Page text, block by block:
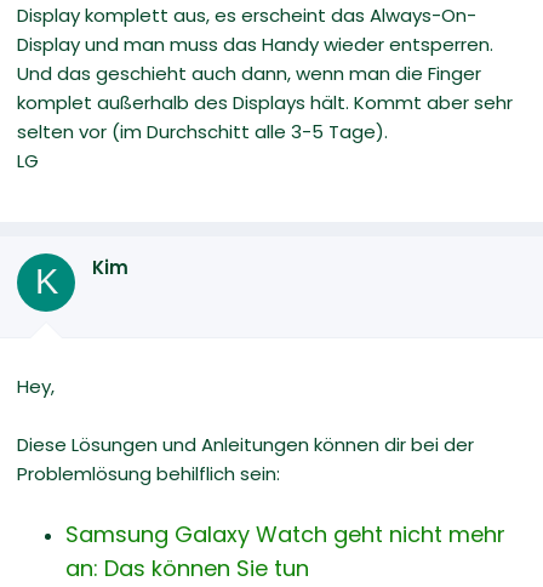
Display komplett aus, es erscheint das Always-On-
Display und man muss das Handy wieder entsperren.
Und das geschieht auch dann, wenn man die Finger
komplet außerhalb des Displays hält. Kommt aber sehr
selten vor (im Durchschitt alle 3-5 Tage).
LG
K Kim
Hey,
Diese Lösungen und Anleitungen können dir bei der
Problemlösung behilflich sein:
Samsung Galaxy Watch geht nicht mehr
an: Das können Sie tun